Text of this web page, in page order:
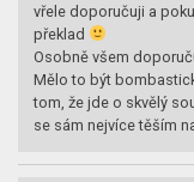
vřele doporučuji a
překlad
Osobně všem
Mělo to být
tom, že jde o skvělý
se sám nejvíce těším